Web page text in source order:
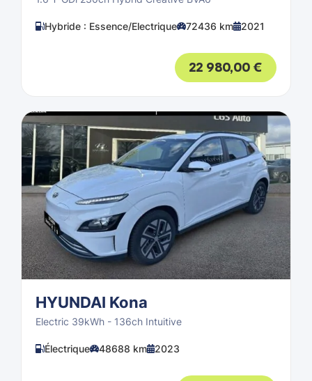
Hybride : Essence/Electrique 72436 km 2021
22 980,00€
HYUNDAI Kona
Electric 39kWh - 136ch Intuitive
Électrique 48688 km 2023